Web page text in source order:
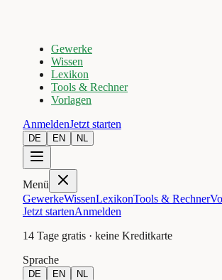
Gewerke
Wissen
Lexikon
Tools & Rechner
Vorlagen
AnmeldenJetzt starten
DE EN NL
Menü
GewerkeWissenLexikonTools & Rechner
Jetzt startenAnmelden
14 Tage gratis · keine Kreditkarte
Sprache
DE EN NL